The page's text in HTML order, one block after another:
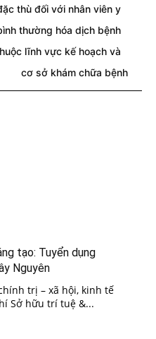
thù đối với nhân viên y
thường hóa dịch bệnh
lĩnh vực kế hoạch và
cơ sở khám chữa bệnh
tạo: Tuyển dụng
Nguyên
trị – xã hội, kinh tế
Sở hữu trí tuệ &...